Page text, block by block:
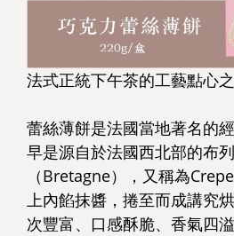
法式正統下午茶的工藝點心
蕾絲薄餅是法國當地著名的
早是源自於法國西北部的布
（Bretagne），又稱為
上內餡抹醬，捲至而成講究
次豐富、口感酥脆、香氣四